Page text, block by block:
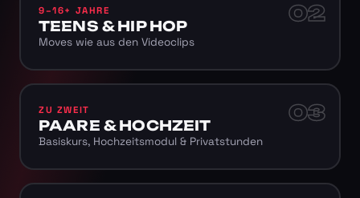
02
9–16+ JAHRE
TEENS & HIP HOP
Moves wie aus den Videoclips
03
ZU ZWEIT
PAARE & HOCHZEIT
Basiskurs, Hochzeitsmodul & Privatstunden